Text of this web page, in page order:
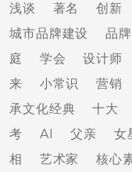
浅谈
著名 创新
城市品牌建设
品
庭
学会 设计师
来
小常识 营销
承文化经典
十大
考
AI 父亲 女
相
艺术家 核心